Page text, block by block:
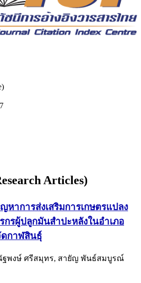
Articles)
หาการส่งเสริมการเกษตรแปลง
กรผู้ปลูกมันสำปะหลังในอำเภอ
กาฬสินธุ์
ฐพงษ์ ศรีสมุทร, สายัญ พันธ์สมบูรณ์